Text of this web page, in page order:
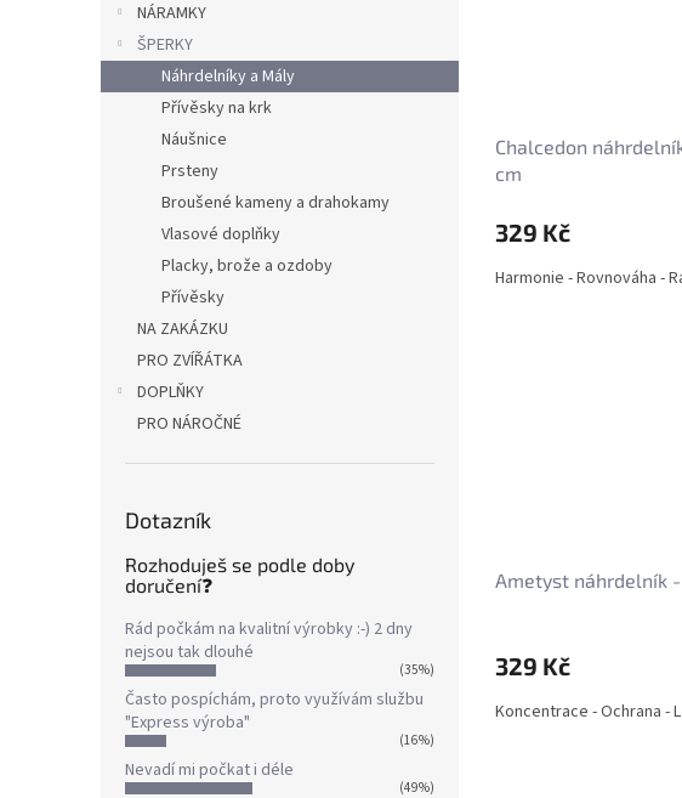
NÁRAMKY
ŠPERKY
Náhrdelníky a Mály
Přívěsky na krk
Náušnice
Prsteny
Broušené kameny a drahokamy
Vlasové doplňky
Placky, brože a ozdoby
Přívěsky
NA ZAKÁZKU
PRO ZVÍŘÁTKA
DOPLŇKY
PRO NÁROČNÉ
Dotazník
Rozhoduješ se podle doby
doručení❓
Rád počkám na kvalitní výrobky :-) 2 dny
nejsou tak dlouhé
(35%)
Často pospíchám, proto využívám službu
"Express výroba"
(16%)
Nevadí mi počkat i déle
(49%)
Chalcedon
cm
329 Kč
Harmonie - Rovnováha -
Ametyst náhrdelník
329 Kč
Koncentrace - Ochrana -